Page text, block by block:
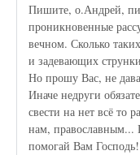
Пишите, о.Андрей,
проникновенные
вечном. Сколько
и задевающих
Но прошу Вас, не
Иначе недруги
свести на нет всё то
нам, православным...
помогай Вам Господь!